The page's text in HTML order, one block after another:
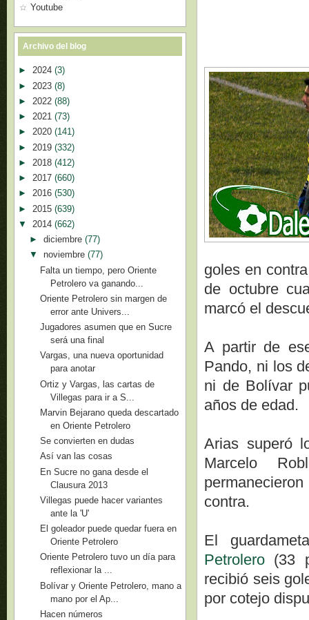
goles en
de octubre
marcó el
A partir de
Pando, ni los
ni de Bolívar
años de edad.
Arias superó
Marcelo
contra.
El
Petrolero (33
recibió seis
por cotejo
Youtube
Archivo del blog
► 2024 (3)
► 2023 (8)
► 2022 (88)
► 2021 (73)
► 2020 (141)
► 2019 (332)
► 2018 (412)
► 2017 (660)
► 2016 (530)
► 2015 (639)
▼ 2014 (662)
► diciembre (77)
▼ noviembre (77)
Falta un tiempo, pero Oriente
Petrolero va ganando...
Oriente Petrolero sin margen de
error ante Univers...
Jugadores asumen que en Sucre
será una final
Vargas, una nueva oportunidad
para anotar
Ortiz y Vargas, las cartas de
Villegas para ir a S...
Marvin Bejarano queda descartado
en Oriente Petrolero
Se convierten en dudas
Así van las cosas
En Sucre no gana desde el
Clausura 2013
Villegas puede hacer variantes
ante la 'U'
El goleador puede quedar fuera en
Oriente Petrolero
Oriente Petrolero tuvo un día para
reflexionar la ...
Bolívar y Oriente Petrolero, mano a
mano por el Ap...
Hacen números